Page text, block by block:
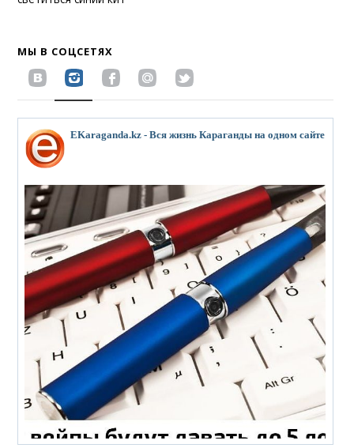
МЫ В СОЦСЕТЯХ
EKaraganda.kz - Вся жизнь Караганды на одном сайте